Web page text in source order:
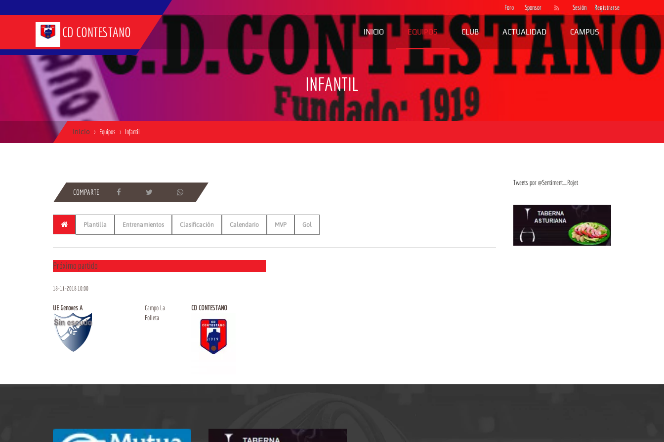
Foro Sponsor Sesión Registrarse
CD CONTESTANO INICIO EQUIPOS CLUB ACTUALIDAD CAMPUS
INFANTIL
Inicio Equipos Infantil
COMPARTE
Plantilla Entrenamientos Clasificación Calendario MVP Gol
Próximo partido
18-11-2018 10:00
UE Genoves A
Campo La
Folleta
CD CONTESTANO
Tweets por @Sentiment_Rojet